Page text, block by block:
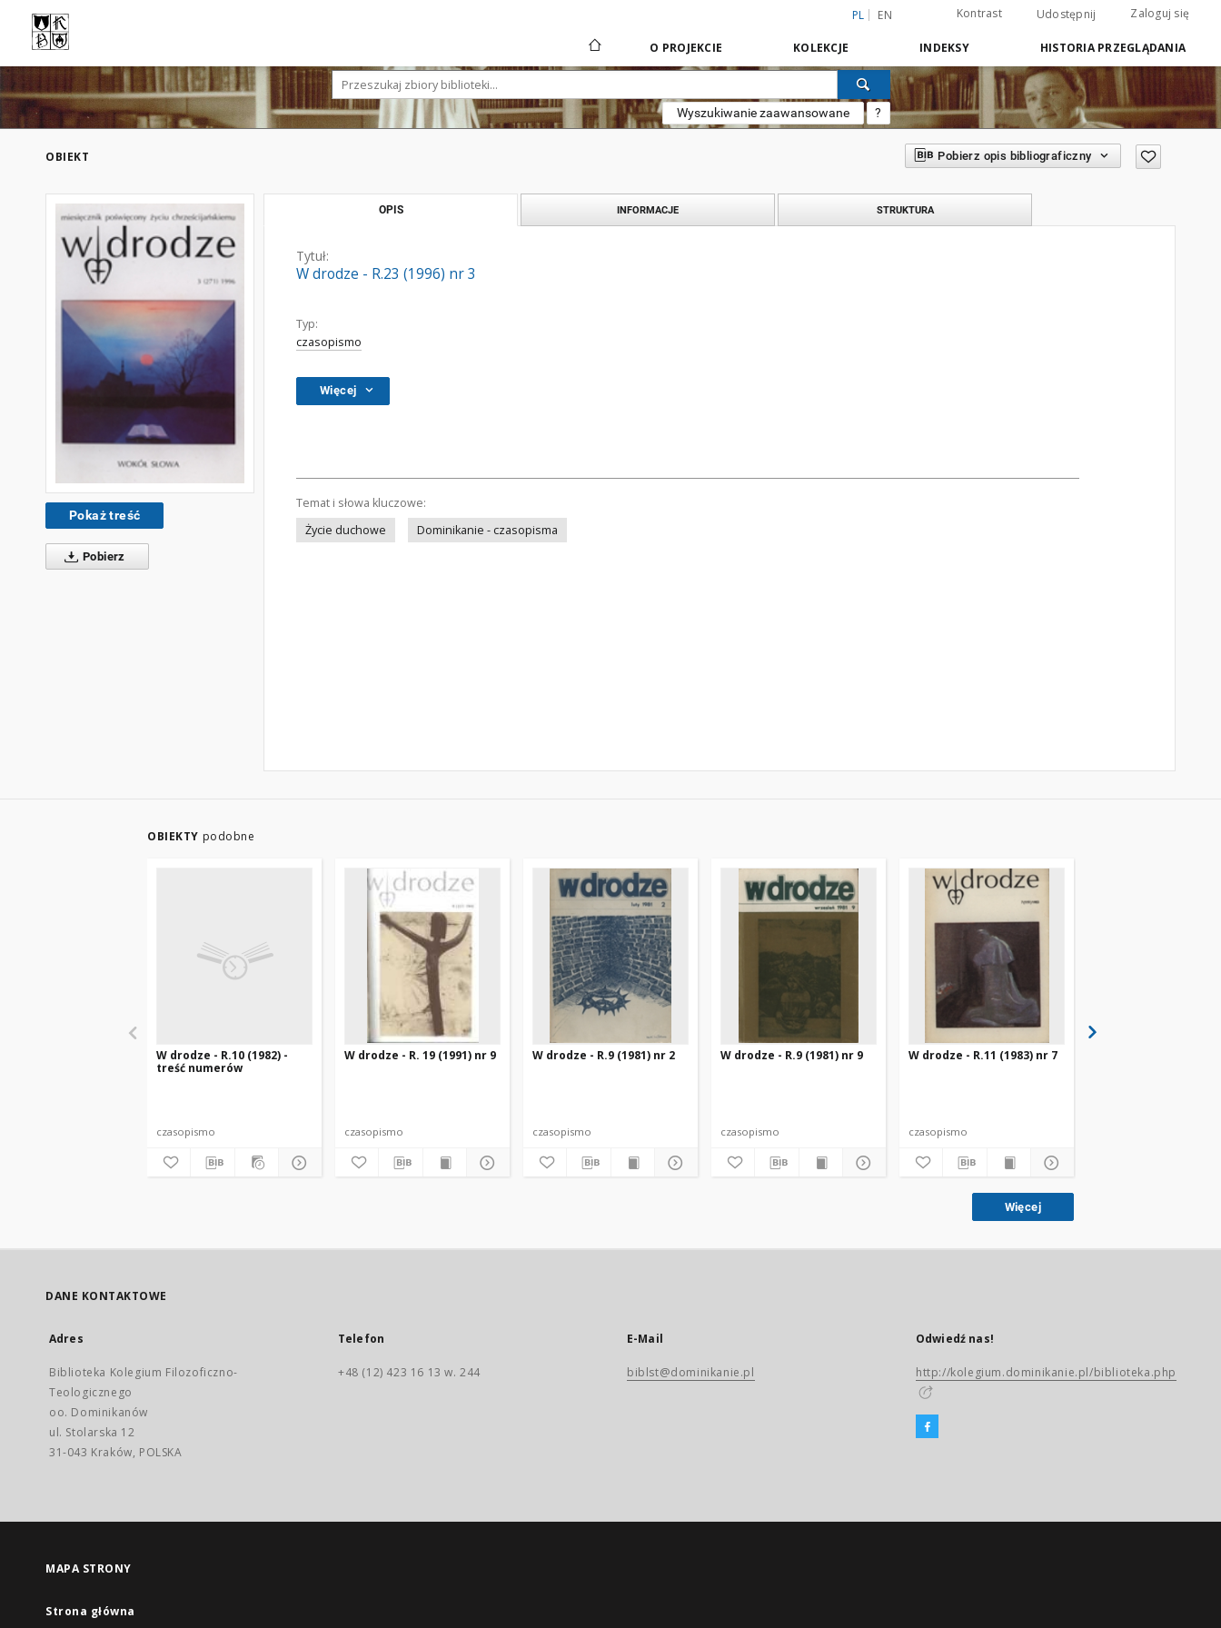
PL EN Kontrast Udostępnij Zaloguj się
O PROJEKCIE KOLEKCJE INDEKSY HISTORIA PRZEGLĄDANIA
Wyszukiwanie zaawansowane ?
OBIEKT Pobierz opis bibliograficzny
Pokaż treść
Pobierz
OPIS INFORMACJE STRUKTURA
Tytuł:
W drodze - R.23 (1996) nr 3
Typ:
czasopismo
Więcej
Temat i słowa kluczowe:
Życie duchowe
Dominikanie - czasopisma
OBIEKTY podobne
W drodze - R.10 (1982) -
treść numerów
czasopismo
W drodze - R. 19 (1991) nr 9
czasopismo
W drodze - R.9 (1981) nr 2
czasopismo
W drodze - R.9 (1981) nr 9
czasopismo
W drodze - R.11 (1983) nr 7
czasopismo
Więcej
DANE KONTAKTOWE
Adres
Biblioteka Kolegium Filozoficzno-
Teologicznego
oo. Dominikanów
ul. Stolarska 12
31-043 Kraków, POLSKA
Telefon
+48 (12) 423 16 13 w. 244
E-Mail
biblst@dominikanie.pl
Odwiedź nas!
http://kolegium.dominikanie.pl/biblioteka.php
MAPA STRONY
Strona główna